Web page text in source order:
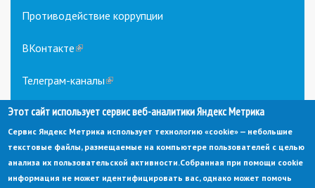
Противодействие коррупции
ВКонтакте(link
external)
Телеграм-каналы(link
external)
Этот сайт использует сервис веб-аналитики Яндекс Метрика
Сервис Яндекс Метрика использует технологию «cookie» — небольшие
текстовые файлы, размещаемые на компьютере пользователей с целью
анализа их пользовательской активности.Собранная при помощи cookie
информация не может идентифицировать вас, однако может помочь